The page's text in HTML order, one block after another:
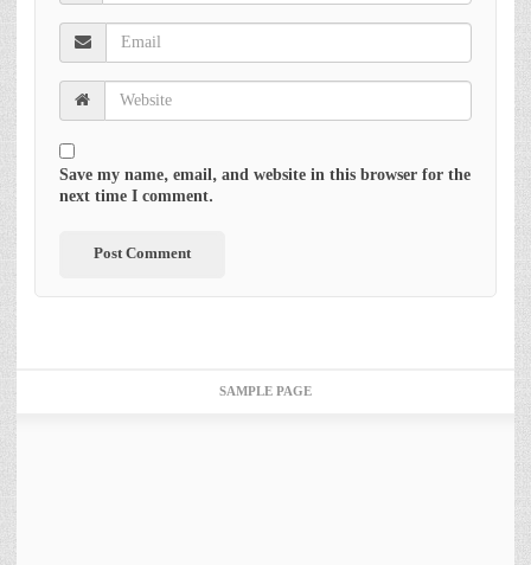
Save my name, email, and website in this browser for the
next time I comment.
SAMPLE PAGE